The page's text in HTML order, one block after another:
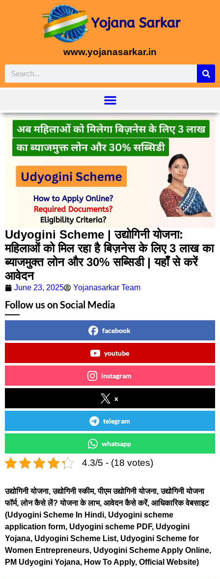
www.yojanasarkar.in
Udyogini Scheme | उद्योगिनी योजना:
महिलाओं को मिल रहा है बिज़नेस के लिए 3 लाख का
ब्याजमुक्त लोन और 30% सब्सिडी | यहाँ से करें
आवेदन
June 23, 2025 Yojanasarkar Team
Follow us on Social Media
facebook
youtube
instagram
x
telegram
whatsapp
4.3/5 - (18 votes)
उद्योगिनी योजना, उद्योगिनी स्कीम, पीएम उद्योगिनी योजना, उद्योगिनी योजना
फॉर्म, लोन कैसे लें? योजना के लाभ, आवेदन कैसे करें, आधिकारिक वेबसाइट
(Udyogini Scheme In Hindi, Udyogini scheme
application form, Udyogini scheme PDF, Udyogini
Yojana, Udyogini Scheme List, Udyogini Scheme for
Women Entrepreneurs, Udyogini Scheme Apply Online,
PM Udyogini Yojana, How To Apply, Official Website)